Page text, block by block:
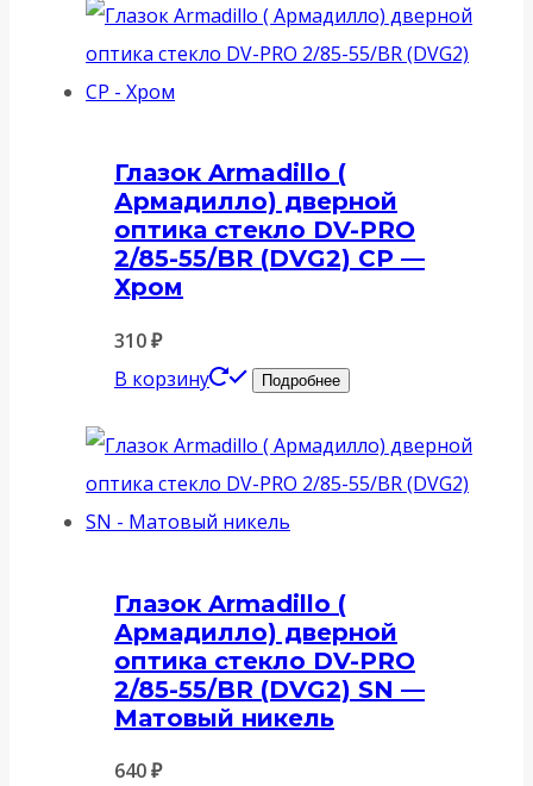
Глазок Armadillo (
Армадилло) дверной
оптика стекло DV-PRO
2/85-55/BR (DVG2) CP —
Хром
310₽
В корзину
Подробнее
Глазок Armadillo (
Армадилло) дверной
оптика стекло DV-PRO
2/85-55/BR (DVG2) SN —
Матовый никель
640₽